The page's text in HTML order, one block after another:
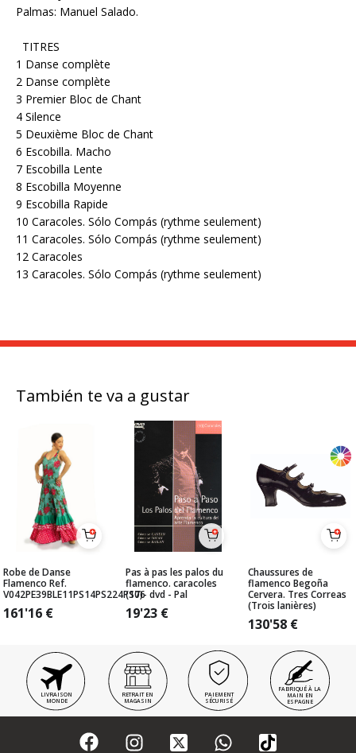
Palmas: Manuel Salado.
TITRES
1 Danse complète
2 Danse complète
3 Premier Bloc de Chant
4 Silence
5 Deuxième Bloc de Chant
6 Escobilla. Macho
7 Escobilla Lente
8 Escobilla Moyenne
9 Escobilla Rapide
10 Caracoles. Sólo Compás (rythme seulement)
11 Caracoles. Sólo Compás (rythme seulement)
12 Caracoles
13 Caracoles. Sólo Compás (rythme seulement)
También te va a gustar
Robe de Danse
Flamenco Ref.
V042PE39BLE11PS14PS224PS76
161'16 €
Pas à pas les palos du
flamenco. caracoles
(10)- dvd - Pal
19'23 €
Chaussures de
flamenco Begoña
Cervera. Tres Correas
(Trois lanières)
130'58 €
LIVRAISON
MONDE
RETRAIT EN
MAGASIN
PAIEMENT
SÉCURISÉ
FABRIQUÉ À LA
MAIN EN
ESPAGNE